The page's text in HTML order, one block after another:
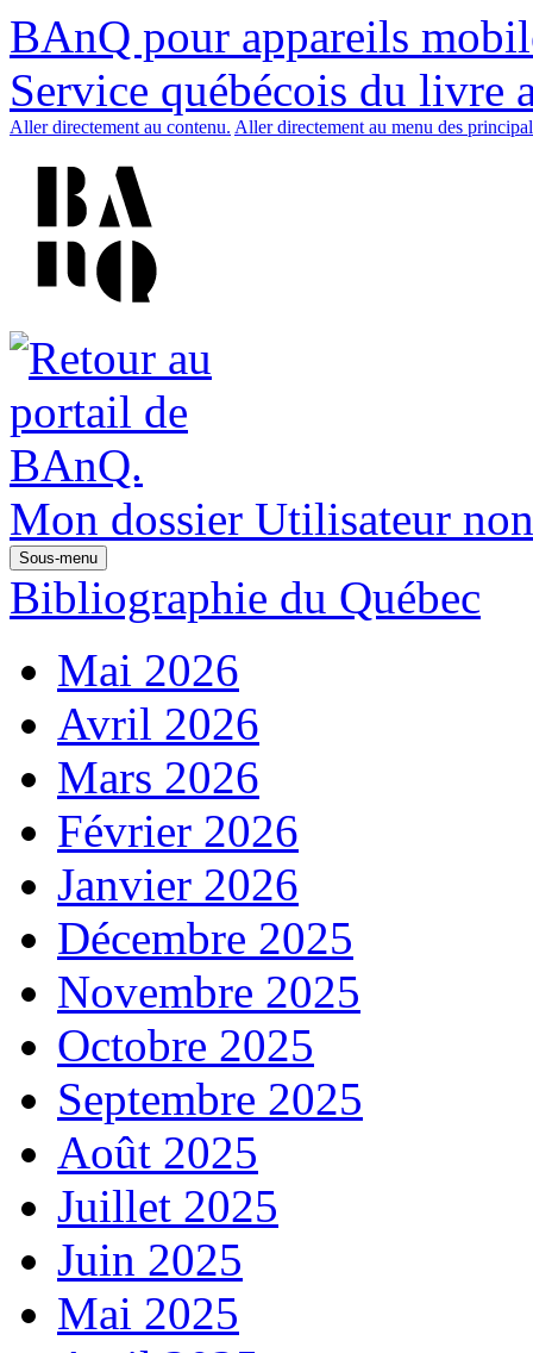
BAnQ pour appareils
Service québécois du livre
Aller directement au contenu. Aller directement au menu des
Mon dossier Utilisateur
Sous-menu
Bibliographie du Québec
Mai 2026
Avril 2026
Mars 2026
Février 2026
Janvier 2026
Décembre 2025
Novembre 2025
Octobre 2025
Septembre 2025
Août 2025
Juillet 2025
Juin 2025
Mai 2025